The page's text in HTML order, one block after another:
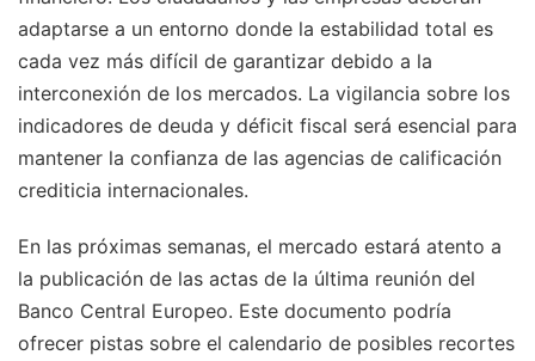
adaptarse a un entorno donde la estabilidad total es
cada vez más difícil de garantizar debido a la
interconexión de los mercados. La vigilancia sobre los
indicadores de deuda y déficit fiscal será esencial para
mantener la confianza de las agencias de calificación
crediticia internacionales.
En las próximas semanas, el mercado estará atento a
la publicación de las actas de la última reunión del
Banco Central Europeo. Este documento podría
ofrecer pistas sobre el calendario de posibles recortes